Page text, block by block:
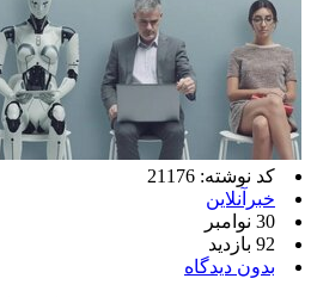
کد نوشته: 21176
خبرآنلاین
30 نوامبر
92 بازدید
بدون دیدگاه